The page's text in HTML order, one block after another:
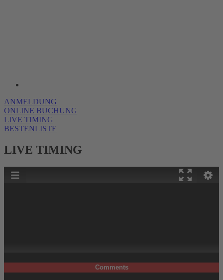
ANMELDUNG
ONLINE BUCHUNG
LIVE TIMING
BESTENLISTE
LIVE TIMING